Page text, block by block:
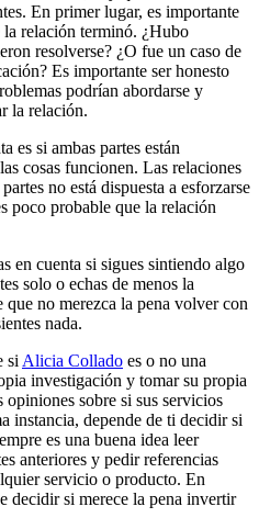
En primer lugar, es importante
la relación terminó. ¿Hubo
resolverse? ¿O fue un caso de
Es importante ser honesto
podrían abordarse y
la relación.
es si ambas partes están
cosas funcionen. Las relaciones
no está dispuesta a esforzarse
poco probable que la relación
en cuenta si sigues sintiendo algo
solo o echas de menos la
no merezca la pena volver con
nada.
si Alicia Collado es o no una
investigación y tomar su propia
sobre si sus servicios
instancia, depende de ti decidir si
es una buena idea leer
anteriores y pedir referencias
servicio o producto. En
decidir si merece la pena invertir